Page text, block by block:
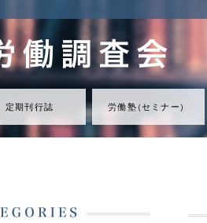
定期刊行誌 労働塾（セミナ ー ）